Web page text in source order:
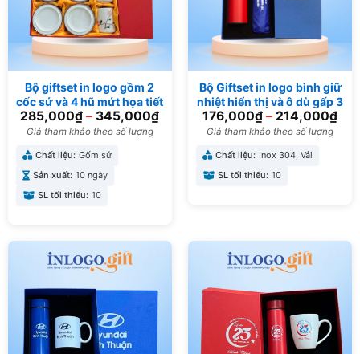
Bộ giftset in logo gồm 2
cốc sứ và 4 hũ mứt họa tiết
hoa đào BGS-08
285,000₫ – 345,000₫
Giá tham khảo theo số lượng
Chất liệu: Gốm sứ
Sản xuất: 10 ngày
SL tối thiểu: 10
Bộ Giftset in logo bình giữ
nhiệt hiển thị và ô dù gấp 3
tự động 2 chiều BGS-04
176,000₫ – 214,000₫
Giá tham khảo theo số lượng
Chất liệu: Inox 304, Vải
SL tối thiểu: 10